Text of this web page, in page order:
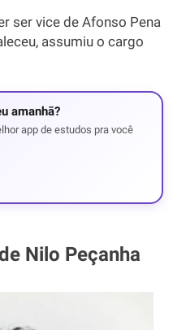
ser vice de Afonso Pena
assumiu o cargo
amanhã?
app de estudos pra você
Nilo Peçanha